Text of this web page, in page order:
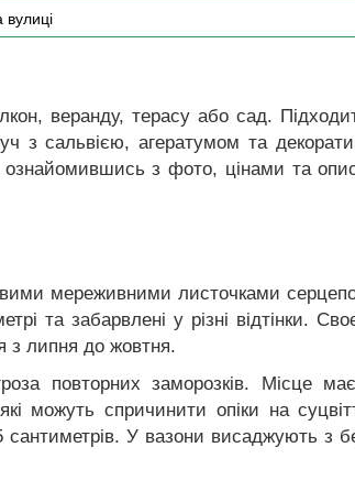
вулиці
веранду, терасу або сад.
з сальвією, агератумом та
ознайомившись з фото, цінами та
мереживними листочками
та забарвлені у різні відтінки.
з липня до жовтня.
повторних заморозків. Місце
можуть спричинити опіки на
У вазони висаджують з